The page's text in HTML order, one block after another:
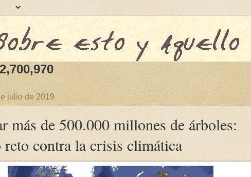
2,700,970
julio de 2019
más de 500.000 millones de árboles:
reto contra la crisis climática